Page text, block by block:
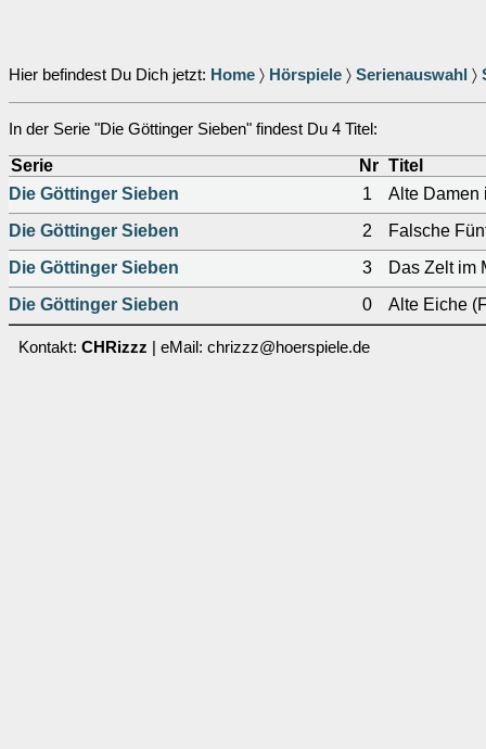
Hier befindest Du Dich jetzt: Home 〉 Hörspiele 〉 Serienauswahl 〉
In der Serie "Die Göttinger Sieben" findest Du 4 Titel:
Serie Nr Titel
Die Göttinger Sieben
1
Alte Damen
Die Göttinger Sieben
2
Falsche
Die Göttinger Sieben
3
Das Zelt im
Die Göttinger Sieben
0 Alte Eiche
Kontakt: CHRizzz | eMail: chrizzz@hoerspiele.de